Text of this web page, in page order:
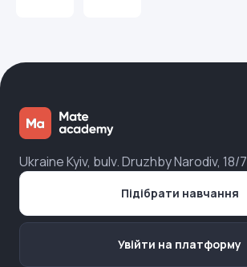
Ukraine Kyiv, bulv. Druzhby Narodiv, 18/7
Підібрати навчання
Увійти на платформу